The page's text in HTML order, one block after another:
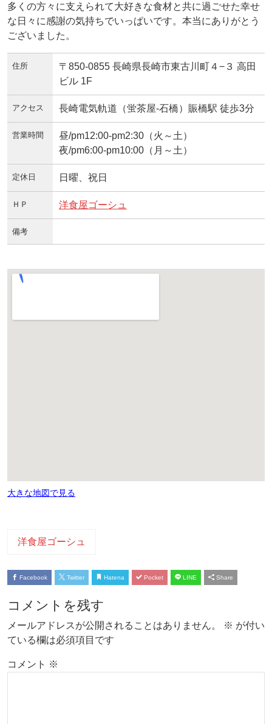
多くの方々に支えられて大好きな食材と共に過ごせた幸せ
な日々に感謝の気持ちでいっぱいです。本当にありがとう
ございました。
住所
〒850-0855 長崎県長崎市東古川町４−３ 高田
ビル 1F
アクセス 長崎電気軌道（蛍茶屋-石橋）賑橋駅 徒歩3分
営業時間
昼/pm12:00-pm2:30（火～土）
夜/pm6:00-pm10:00（月～土）
定休日 日曜、祝日
ＨＰ 洋食屋ゴーシュ
備考
大きな地図で見る
洋食屋ゴーシュ
Facebook Twitter Hatena Pocket LINE Share
コメントを残す
メールアドレスが公開されることはありません。 ※ が付い
ている欄は必須項目です
コメント ※